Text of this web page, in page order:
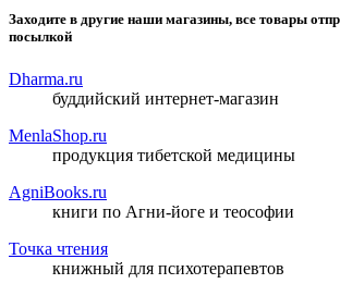
Заходите в другие наши магазины, все товары
посылкой
Dharma.ru
буддийский интернет-магазин
MenlaShop.ru
продукция тибетской медицины
AgniBooks.ru
книги по Агни-йоге и теософии
Точка чтения
книжный для психотерапевтов